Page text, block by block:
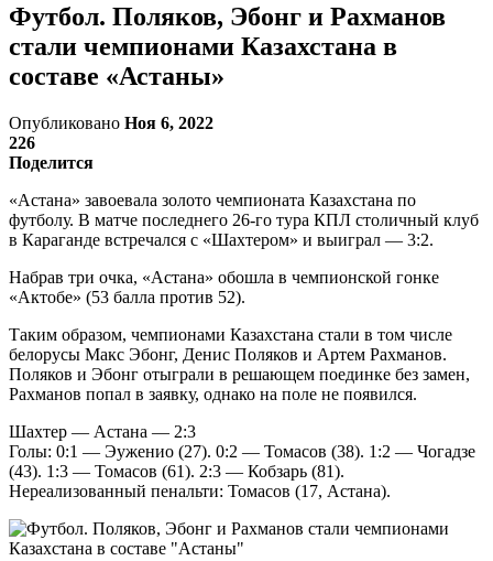
Футбол. Поляков, Эбонг и Рахманов
стали чемпионами Казахстана в
составе «Астаны»
Опубликовано Ноя 6, 2022
226
Поделится
«Астана» завоевала золото чемпионата Казахстана по
футболу. В матче последнего 26-го тура КПЛ столичный клуб
в Караганде встречался с «Шахтером» и выиграл — 3:2.
Набрав три очка, «Астана» обошла в чемпионской гонке
«Актобе» (53 балла против 52).
Таким образом, чемпионами Казахстана стали в том числе
белорусы Макс Эбонг, Денис Поляков и Артем Рахманов.
Поляков и Эбонг отыграли в решающем поединке без замен,
Рахманов попал в заявку, однако на поле не появился.
Шахтер — Астана — 2:3
Голы: 0:1 — Эуженио (27). 0:2 — Томасов (38). 1:2 — Чогадзе
(43). 1:3 — Томасов (61). 2:3 — Кобзарь (81).
Нереализованный пенальти: Томасов (17, Астана).